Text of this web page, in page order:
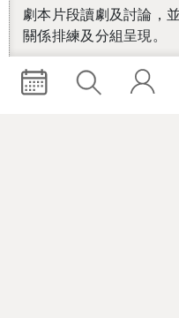
劇本片段讀劇及討論，
關係排練及分組呈現。
10╱13（四）第8堂─分
挑選經典劇本片段進行